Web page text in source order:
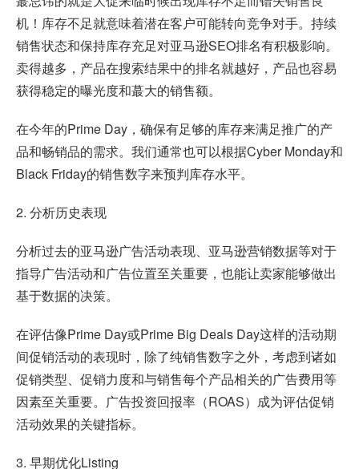
机！库存不足就意味着潜在客户可能转向竞争对手。持续
销售状态和保持库存充足对亚马逊SEO排名有积极影响。
卖得越多，产品在搜索结果中的排名就越好，产品也容易
获得稳定的曝光度和蕞大的销售额。
在今年的Prime Day，确保有足够的库存来满足推广的产
品和畅销品的需求。我们通常也可以根据Cyber Monday和
Black Friday的销售数字来预判库存水平。
2. 分析历史表现
分析过去的亚马逊广告活动表现、亚马逊营销数据等对于
指导广告活动和广告位置至关重要，也能让卖家能够做出
基于数据的决策。
在评估像Prime Day或Prime Big Deals Day这样的活动期
间促销活动的表现时，除了纯销售数字之外，考虑到诸如
促销类型、促销力度和与销售每个产品相关的广告费用等
因素至关重要。广告投资回报率（ROAS）成为评估促销
活动效果的关键指标。
3. 早期优化Listing